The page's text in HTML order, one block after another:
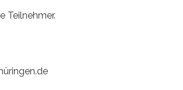
Teilnehmer.